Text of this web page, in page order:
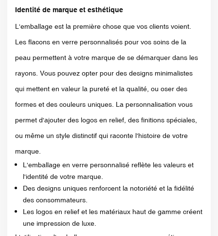
Identité de marque et esthétique
L'emballage est la première chose que vos clients voient.
Les flacons en verre personnalisés pour vos soins de la
peau permettent à votre marque de se démarquer dans les
rayons. Vous pouvez opter pour des designs minimalistes
qui mettent en valeur la pureté et la qualité, ou oser des
formes et des couleurs uniques. La personnalisation vous
permet d'ajouter des logos en relief, des finitions spéciales,
ou même un style distinctif qui raconte l'histoire de votre
marque.
L'emballage en verre personnalisé reflète les valeurs et
l'identité de votre marque.
Des designs uniques renforcent la notoriété et la fidélité
des consommateurs.
Les logos en relief et les matériaux haut de gamme créent
une impression de luxe.